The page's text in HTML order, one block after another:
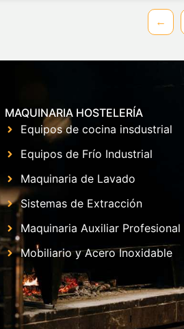
←
MAQUINARIA HOSTELERÍA
Equipos de cocina insdustrial
Equipos de Frío Industrial
Maquinaria de Lavado
Sistemas de Extracción
Maquinaria Auxiliar Profesional
Mobiliario y Acero Inoxidable